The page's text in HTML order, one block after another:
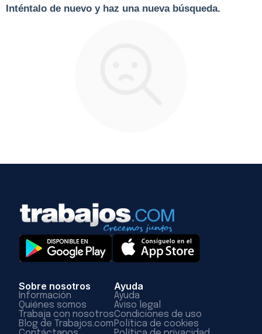
Inténtalo de nuevo y haz una nueva búsqueda.
Sobre nosotros
Información
Quiénes somos
Trabaja con nosotros
Blog de Trabajos.com
Ayuda
Ayuda
Aviso legal
Condiciones de uso
Política de cookies